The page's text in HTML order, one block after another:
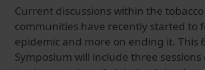
Current discussions within the
communities have recently started to
epidemic and more on ending it. This
Symposium will include three